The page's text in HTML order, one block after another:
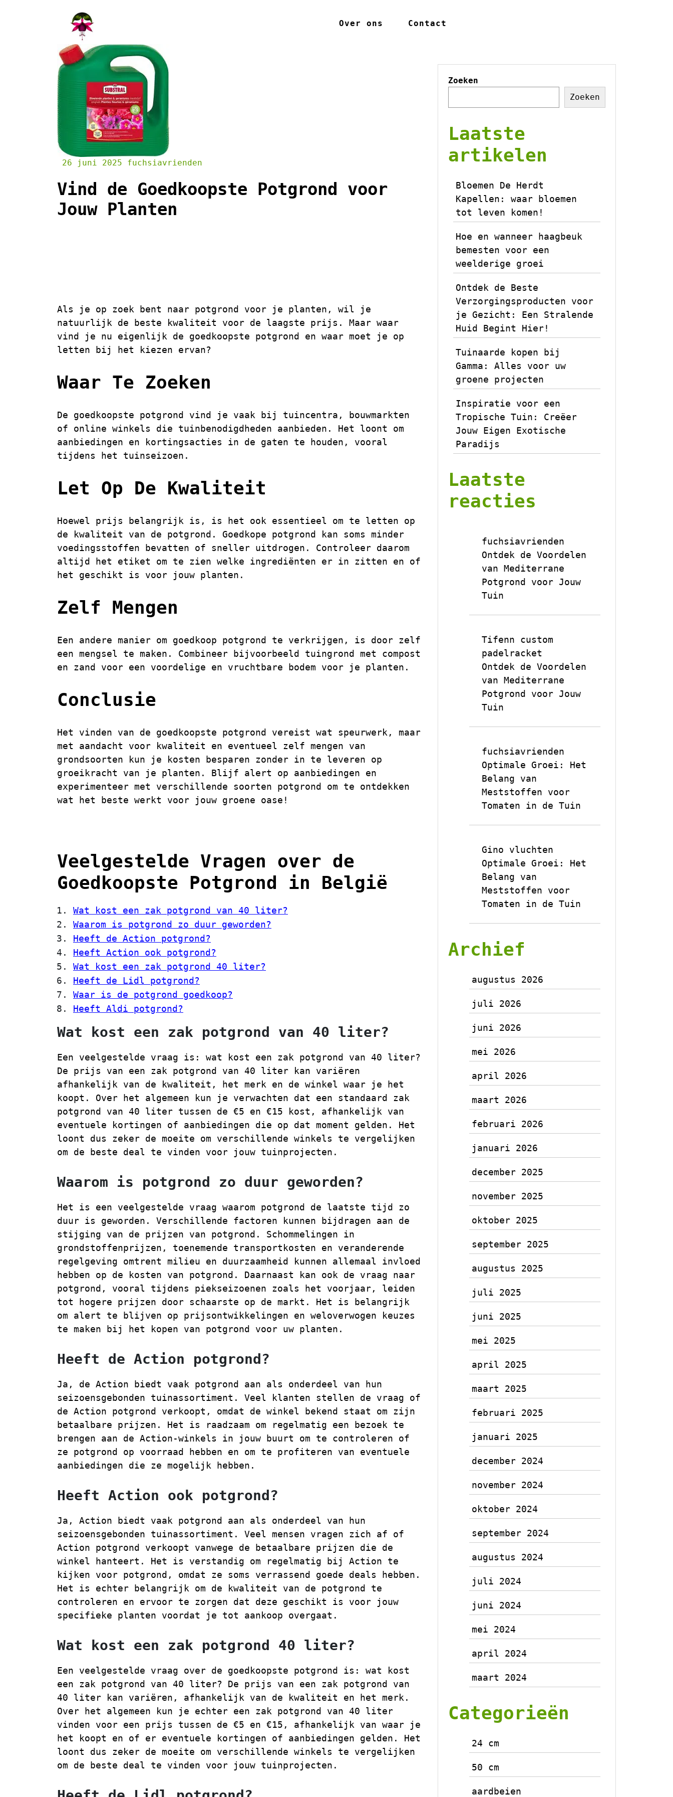
Over ons Contact
26 juni 2025 fuchsiavrienden
Vind de Goedkoopste Potgrond voor
Jouw Planten
Als je op zoek bent naar potgrond voor je planten, wil je
natuurlijk de beste kwaliteit voor de laagste prijs. Maar waar
vind je nu eigenlijk de goedkoopste potgrond en waar moet je op
letten bij het kiezen ervan?
Waar Te Zoeken
De goedkoopste potgrond vind je vaak bij tuincentra, bouwmarkten
of online winkels die tuinbenodigdheden aanbieden. Het loont om
aanbiedingen en kortingsacties in de gaten te houden, vooral
tijdens het tuinseizoen.
Let Op De Kwaliteit
Hoewel prijs belangrijk is, is het ook essentieel om te letten op
de kwaliteit van de potgrond. Goedkope potgrond kan soms minder
voedingsstoffen bevatten of sneller uitdrogen. Controleer daarom
altijd het etiket om te zien welke ingrediënten er in zitten en of
het geschikt is voor jouw planten.
Zelf Mengen
Een andere manier om goedkoop potgrond te verkrijgen, is door zelf
een mengsel te maken. Combineer bijvoorbeeld tuingrond met compost
en zand voor een voordelige en vruchtbare bodem voor je planten.
Conclusie
Het vinden van de goedkoopste potgrond vereist wat speurwerk, maar
met aandacht voor kwaliteit en eventueel zelf mengen van
grondsoorten kun je kosten besparen zonder in te leveren op
groeikracht van je planten. Blijf alert op aanbiedingen en
experimenteer met verschillende soorten potgrond om te ontdekken
wat het beste werkt voor jouw groene oase!
Veelgestelde Vragen over de
Goedkoopste Potgrond in België
Wat kost een zak potgrond van 40 liter?
Waarom is potgrond zo duur geworden?
Heeft de Action potgrond?
Heeft Action ook potgrond?
Wat kost een zak potgrond 40 liter?
Heeft de Lidl potgrond?
Waar is de potgrond goedkoop?
Heeft Aldi potgrond?
Wat kost een zak potgrond van 40 liter?
Een veelgestelde vraag is: wat kost een zak potgrond van 40 liter?
De prijs van een zak potgrond van 40 liter kan variëren
afhankelijk van de kwaliteit, het merk en de winkel waar je het
koopt. Over het algemeen kun je verwachten dat een standaard zak
potgrond van 40 liter tussen de €5 en €15 kost, afhankelijk van
eventuele kortingen of aanbiedingen die op dat moment gelden. Het
loont dus zeker de moeite om verschillende winkels te vergelijken
om de beste deal te vinden voor jouw tuinprojecten.
Waarom is potgrond zo duur geworden?
Het is een veelgestelde vraag waarom potgrond de laatste tijd zo
duur is geworden. Verschillende factoren kunnen bijdragen aan de
stijging van de prijzen van potgrond. Schommelingen in
grondstoffenprijzen, toenemende transportkosten en veranderende
regelgeving omtrent milieu en duurzaamheid kunnen allemaal invloed
hebben op de kosten van potgrond. Daarnaast kan ook de vraag naar
potgrond, vooral tijdens piekseizoenen zoals het voorjaar, leiden
tot hogere prijzen door schaarste op de markt. Het is belangrijk
om alert te blijven op prijsontwikkelingen en weloverwogen keuzes
te maken bij het kopen van potgrond voor uw planten.
Heeft de Action potgrond?
Ja, de Action biedt vaak potgrond aan als onderdeel van hun
seizoensgebonden tuinassortiment. Veel klanten stellen de vraag of
de Action potgrond verkoopt, omdat de winkel bekend staat om zijn
betaalbare prijzen. Het is raadzaam om regelmatig een bezoek te
brengen aan de Action-winkels in jouw buurt om te controleren of
ze potgrond op voorraad hebben en om te profiteren van eventuele
aanbiedingen die ze mogelijk hebben.
Heeft Action ook potgrond?
Ja, Action biedt vaak potgrond aan als onderdeel van hun
seizoensgebonden tuinassortiment. Veel mensen vragen zich af of
Action potgrond verkoopt vanwege de betaalbare prijzen die de
winkel hanteert. Het is verstandig om regelmatig bij Action te
kijken voor potgrond, omdat ze soms verrassend goede deals hebben.
Het is echter belangrijk om de kwaliteit van de potgrond te
controleren en ervoor te zorgen dat deze geschikt is voor jouw
specifieke planten voordat je tot aankoop overgaat.
Wat kost een zak potgrond 40 liter?
Een veelgestelde vraag over de goedkoopste potgrond is: wat kost
een zak potgrond van 40 liter? De prijs van een zak potgrond van
40 liter kan variëren, afhankelijk van de kwaliteit en het merk.
Over het algemeen kun je echter een zak potgrond van 40 liter
vinden voor een prijs tussen de €5 en €15, afhankelijk van waar je
het koopt en of er eventuele kortingen of aanbiedingen gelden. Het
loont dus zeker de moeite om verschillende winkels te vergelijken
om de beste deal te vinden voor jouw tuinprojecten.
Zoeken
Zoeken
Laatste
artikelen
Bloemen De Herdt
Kapellen: waar bloemen
tot leven komen!
Hoe en wanneer haagbeuk
bemesten voor een
weelderige groei
Ontdek de Beste
Verzorgingsproducten voor
je Gezicht: Een Stralende
Huid Begint Hier!
Tuinaarde kopen bij
Gamma: Alles voor uw
groene projecten
Inspiratie voor een
Tropische Tuin: Creëer
Jouw Eigen Exotische
Paradijs
Laatste
reacties
fuchsiavrienden
Ontdek de Voordelen
van Mediterrane
Potgrond voor Jouw
Tuin
Tifenn custom
padelracket
Ontdek de Voordelen
van Mediterrane
Potgrond voor Jouw
Tuin
fuchsiavrienden
Optimale Groei: Het
Belang van
Meststoffen voor
Tomaten in de Tuin
Gino vluchten
Optimale Groei: Het
Belang van
Meststoffen voor
Tomaten in de Tuin
Archief
augustus 2026
juli 2026
juni 2026
mei 2026
april 2026
maart 2026
februari 2026
januari 2026
december 2025
november 2025
oktober 2025
september 2025
augustus 2025
juli 2025
juni 2025
mei 2025
april 2025
maart 2025
februari 2025
januari 2025
december 2024
november 2024
oktober 2024
september 2024
augustus 2024
juli 2024
juni 2024
mei 2024
april 2024
maart 2024
Categorieën
24 cm
50 cm
aardbeien